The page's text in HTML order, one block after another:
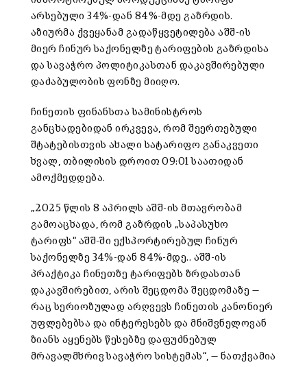
არსებული 34%-დან 84%-მდე გაზრდის.
აზიურმა ქვეყანამ გადაწყვეტილება აშშ-ის
მიერ ჩინურ საქონელზე ტარიფების გაზრდისა
და სავაჭრო პოლიტიკასთან დაკავშირებული
დაძაბულობის ფონზე მიიღო.
ჩინეთის ფინანსთა სამინისტროს
განცხადებიდან ირკვევა, რომ შეერთებული
შტატებისთვის ახალი სატარიფო განაკვეთი
ხვალ, თბილისის დროით 09:01 საათიდან
ამოქმედდება.
„2025 წლის 8 აპრილს აშშ-ის მთავრობამ
გამოაცხადა, რომ გაზრდის „საპასუხო
ტარიფს“ აშშ-ში ექსპორტირებულ ჩინურ
საქონელზე 34%-დან 84%-მდე.. აშშ-ის
პრაქტიკა ჩინეთზე ტარიფებს ზრდასთან
დაკავშირებით, არის შეცდომა შეცდომაზე —
რაც სერიოზულად არღვევს ჩინეთის კანონიერ
უფლებებსა და ინტერესებს და მნიშვნელოვან
ზიანს აყენებს წესებზე დაფუძნებულ
მრავალმხრივ სავაჭრო სისტემას“, — ნათქვამია